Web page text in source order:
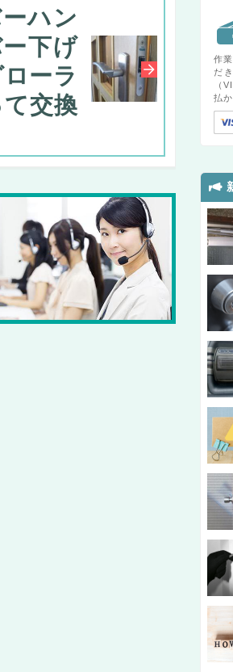
ハン
下げ
ーラ
交換
作
だ
（
払